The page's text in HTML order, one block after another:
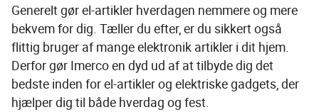
Generelt gør el-artikler hverdagen nemmere og mere
bekvem for dig. Tæller du efter, er du sikkert også
flittig bruger af mange elektronik artikler i dit hjem.
Derfor gør Imerco en dyd ud af at tilbyde dig det
bedste inden for el-artikler og elektriske gadgets, der
hjælper dig til både hverdag og fest.